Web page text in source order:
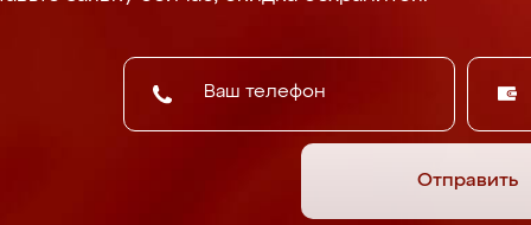
Отправить